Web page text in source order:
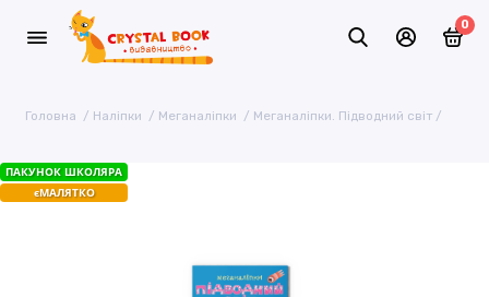
0
Головна Наліпки Меганаліпки Меганаліпки. Підводний світ
ПАКУНОК ШКОЛЯРА
єМАЛЯТКО